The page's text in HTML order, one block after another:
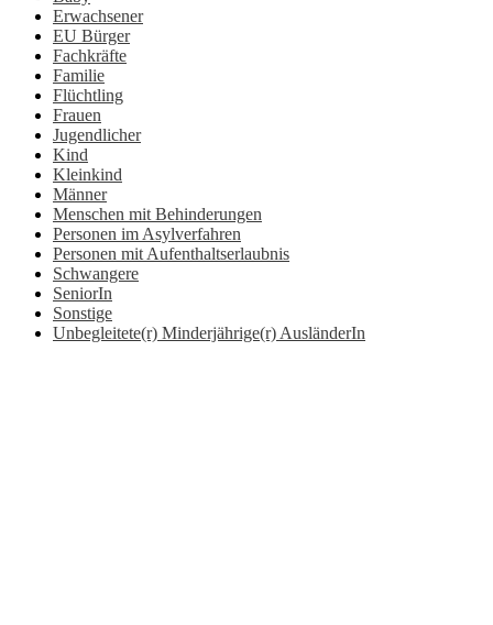
Erwachsener
EU Bürger
Fachkräfte
Familie
Flüchtling
Frauen
Jugendlicher
Kind
Kleinkind
Männer
Menschen mit Behinderungen
Personen im Asylverfahren
Personen mit Aufenthaltserlaubnis
Schwangere
SeniorIn
Sonstige
Unbegleitete(r) Minderjährige(r) AusländerIn